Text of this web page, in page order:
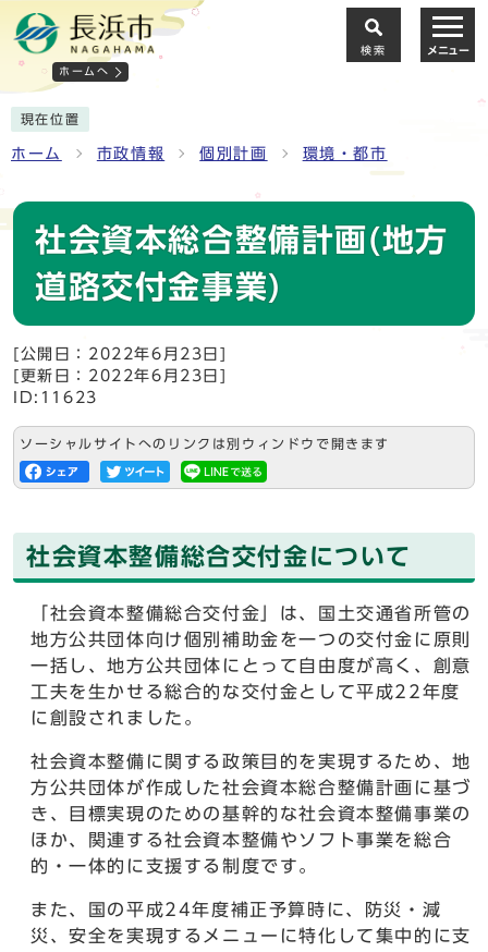
ホームへ
検索 メニュー
現在位置
ホーム 市政情報 個別計画 環境・都市
社会資本総合整備計画(地方
道路交付金事業)
[公開日：2022年6月23日]
[更新日：2022年6月23日]
ID:11623
ソーシャルサイトへのリンクは別ウィンドウで開きます
社会資本整備総合交付金について
「社会資本整備総合交付金」は、国土交通省所管の
地方公共団体向け個別補助金を一つの交付金に原則
一括し、地方公共団体にとって自由度が高く、創意
工夫を生かせる総合的な交付金として平成22年度
に創設されました。
社会資本整備に関する政策目的を実現するため、地
方公共団体が作成した社会資本総合整備計画に基づ
き、目標実現のための基幹的な社会資本整備事業の
ほか、関連する社会資本整備やソフト事業を総合
的・一体的に支援する制度です。
また、国の平成24年度補正予算時に、防災・減
災、安全を実現するメニューに特化して集中的に支